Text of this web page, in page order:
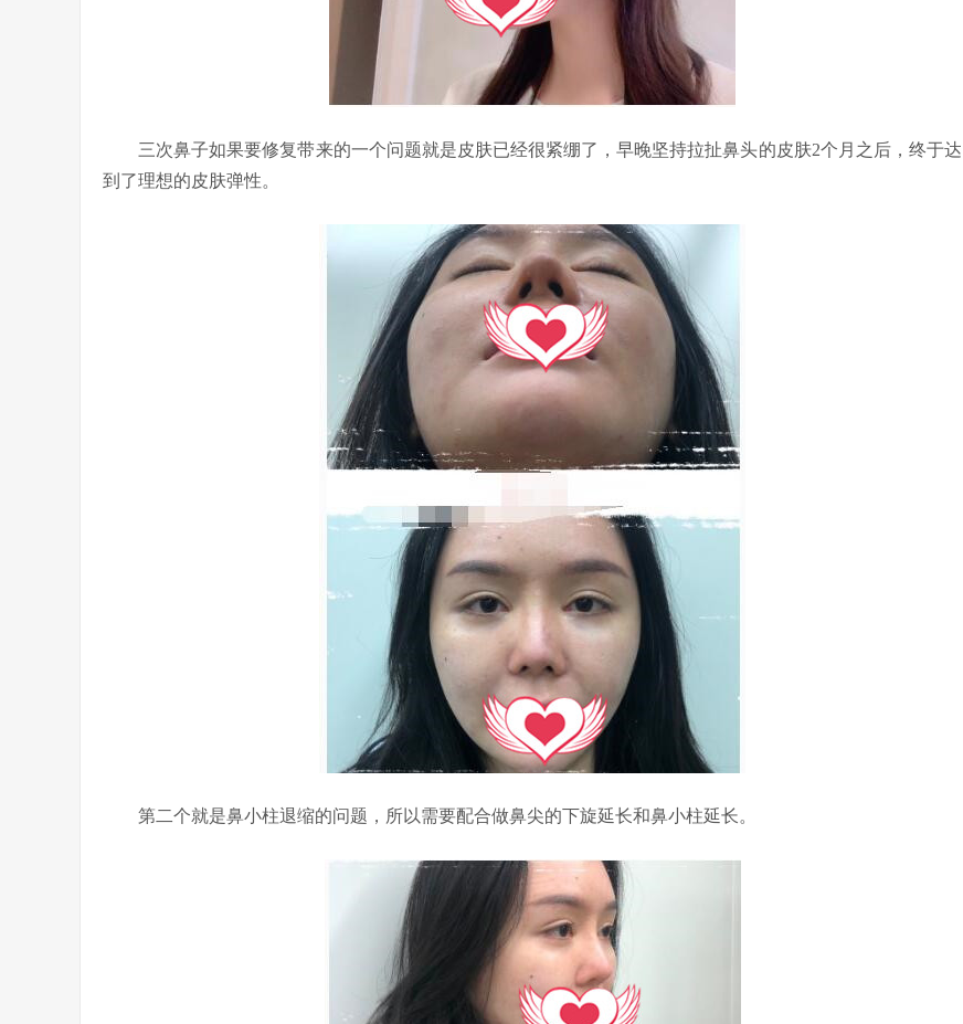
三次鼻子如果要修复带来的一个问题就是皮肤已经很紧绷了，早晚坚持拉扯鼻头的皮肤2个月之后，终于达
到了理想的皮肤弹性。
第二个就是鼻小柱退缩的问题，所以需要配合做鼻尖的下旋延长和鼻小柱延长。